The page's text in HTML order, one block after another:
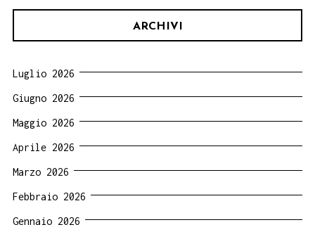
ARCHIVI
Luglio 2026
Giugno 2026
Maggio 2026
Aprile 2026
Marzo 2026
Febbraio 2026
Gennaio 2026